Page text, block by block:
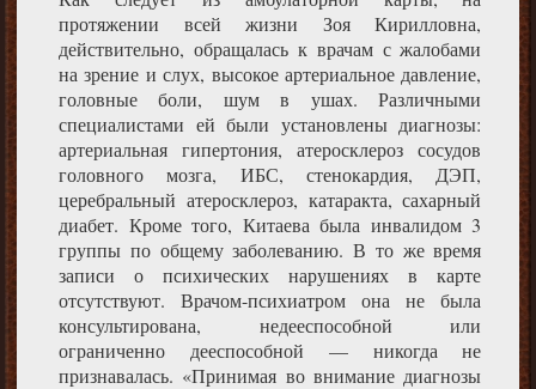
протяжении всей жизни Зоя Кирилловна,
действительно, обращалась к врачам с жалобами
на зрение и слух, высокое артериальное давление,
головные боли, шум в ушах. Различными
специалистами ей были установлены диагнозы:
артериальная гипертония, атеросклероз сосудов
головного мозга, ИБС, стенокардия, ДЭП,
церебральный атеросклероз, катаракта, сахарный
диабет. Кроме того, Китаева была инвалидом 3
группы по общему заболеванию. В то же время
записи о психических нарушениях в карте
отсутствуют. Врачом-психиатром она не была
консультирована, недееспособной или
ограниченно дееспособной — никогда не
признавалась. «Принимая во внимание диагнозы